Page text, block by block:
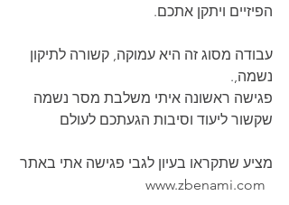
הפיזיים ויתקן אתכם.
עבודה מסוג זה היא עמוקה, קשורה לתיקון
נשמה,.
פגישה ראשונה איתי משלבת מסר נשמה
שקשור ליעוד וסיבות הגעתכם לעולם
מציע שתקראו בעיון לגבי פגישה אתי באתר